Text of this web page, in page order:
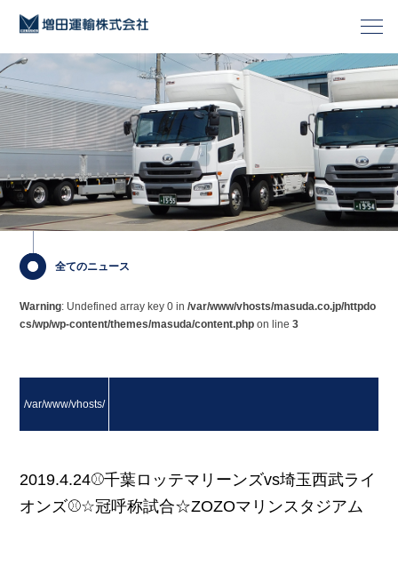
全てのニュース
Warning: Undefined array key 0 in/var/www/vhosts/masuda.co.jp/httpdo
cs/wp/wp-content/themes/masuda/content.php on line3
/var/www/vhosts/
docs/wp/wp-conte
2019.4.24⚾千葉ロッテマリーンズvs埼玉西武ライ
オンズ⚾☆冠呼称試合☆ZOZOマリンスタジアム